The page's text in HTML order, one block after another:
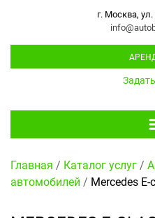
г. Москва,
Главная / Каталог услуг/
автомобилей / Mercedes